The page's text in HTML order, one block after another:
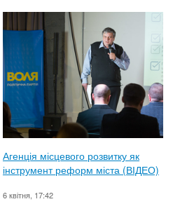
Агенція місцевого розвитку як
інструмент реформ міста (ВІДЕО)
6 квітня, 17:42